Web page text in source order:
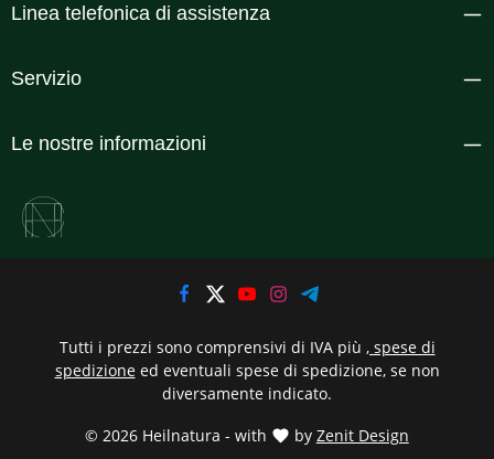
Linea telefonica di assistenza
Servizio
Le nostre informazioni
© 2026 Heilnatura - with by Zenit Design
Tutti i prezzi sono comprensivi di IVA più , spese di
spedizioneed eventuali spese di spedizione, se non
diversamente indicato.